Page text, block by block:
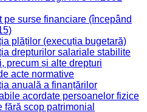
pe surse financiare (începând
plăților (execuția bugetară)
drepturilor salariale stabilite
precum și alte drepturi
acte normative
anuală a finanțărilor
acordate persoanelor fizice
fără scop patrimonial